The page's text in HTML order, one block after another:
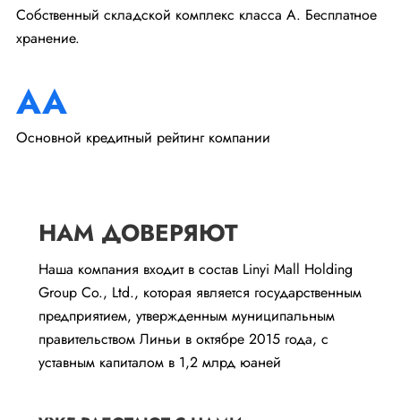
Собственный складской комплекс класса А. Бесплатное
хранение.
AA
Основной кредитный рейтинг компании
НАМ ДОВЕРЯЮТ
Наша компания входит в состав Linyi Mall Holding
Group Co., Ltd., которая является государственным
предприятием, утвержденным муниципальным
правительством Линьи в октябре 2015 года, с
уставным капиталом в 1,2 млрд юаней